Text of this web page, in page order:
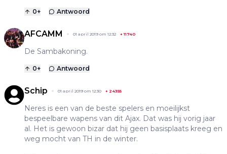
0+ Antwoord
AFCAMM 01 april 2019 om 12:32 +11740
De Sambakoning.
0+ Antwoord
Schip 01 april 2019 om 12:30 + 24355
Neres is een van de beste spelers en moeilijkst
bespeelbare wapens van dit Ajax. Dat was hij vorig jaar
al. Het is gewoon bizar dat hij geen basisplaats kreeg en
weg mocht van TH in de winter.